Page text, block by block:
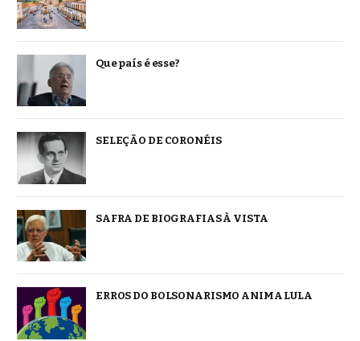
Que país é esse?
SELEÇÃO DE CORONÉIS
SAFRA DE BIOGRAFIAS À VISTA
ERROS DO BOLSONARISMO ANIMA LULA